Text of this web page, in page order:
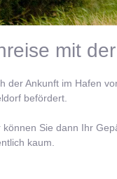
mit
der Ankunft im Hafen
befördert.
können Sie dann Ihr
kaum.